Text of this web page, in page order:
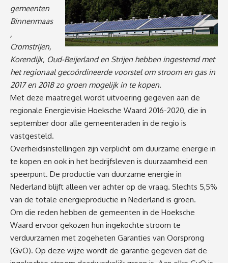
gemeenten
Binnenmaas
,
Cromstrijen,
Korendijk, Oud-Beijerland en Strijen hebben ingestemd met
het regionaal gecoördineerde voorstel om stroom en gas in
2017 en 2018 zo groen mogelijk in te kopen.
Met deze maatregel wordt uitvoering gegeven aan de
regionale Energievisie Hoeksche Waard 2016-2020, die in
september door alle gemeenteraden in de regio is
vastgesteld.
Overheidsinstellingen zijn verplicht om duurzame energie in
te kopen en ook in het bedrijfsleven is duurzaamheid een
speerpunt. De productie van duurzame energie in
Nederland blijft alleen ver achter op de vraag. Slechts 5,5%
van de totale energieproductie in Nederland is groen.
Om die reden hebben de gemeenten in de Hoeksche
Waard ervoor gekozen hun ingekochte stroom te
verduurzamen met zogeheten Garanties van Oorsprong
(GvO). Op deze wijze wordt de garantie gegeven dat de